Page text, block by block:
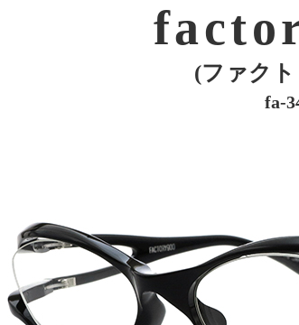
(ファク
fa-